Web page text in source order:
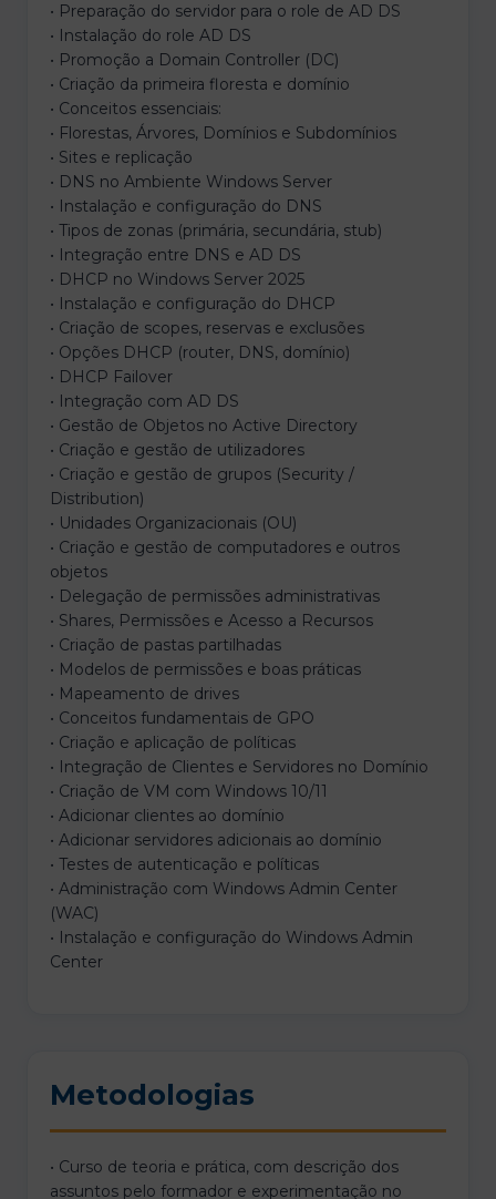
• Preparação do servidor para o role de AD DS
• Instalação do role AD DS
• Promoção a Domain Controller (DC)
• Criação da primeira floresta e domínio
• Conceitos essenciais:
• Florestas, Árvores, Domínios e Subdomínios
• Sites e replicação
• DNS no Ambiente Windows Server
• Instalação e configuração do DNS
• Tipos de zonas (primária, secundária, stub)
• Integração entre DNS e AD DS
• DHCP no Windows Server 2025
• Instalação e configuração do DHCP
• Criação de scopes, reservas e exclusões
• Opções DHCP (router, DNS, domínio)
• DHCP Failover
• Integração com AD DS
• Gestão de Objetos no Active Directory
• Criação e gestão de utilizadores
• Criação e gestão de grupos (Security /
Distribution)
• Unidades Organizacionais (OU)
• Criação e gestão de computadores e outros
objetos
• Delegação de permissões administrativas
• Shares, Permissões e Acesso a Recursos
• Criação de pastas partilhadas
• Modelos de permissões e boas práticas
• Mapeamento de drives
• Conceitos fundamentais de GPO
• Criação e aplicação de políticas
• Integração de Clientes e Servidores no Domínio
• Criação de VM com Windows 10/11
• Adicionar clientes ao domínio
• Adicionar servidores adicionais ao domínio
• Testes de autenticação e políticas
• Administração com Windows Admin Center
(WAC)
• Instalação e configuração do Windows Admin
Center
Metodologias
• Curso de teoria e prática, com descrição dos
assuntos pelo formador e experimentação no